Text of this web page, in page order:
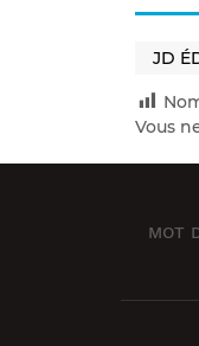
JD
Vous
MOT